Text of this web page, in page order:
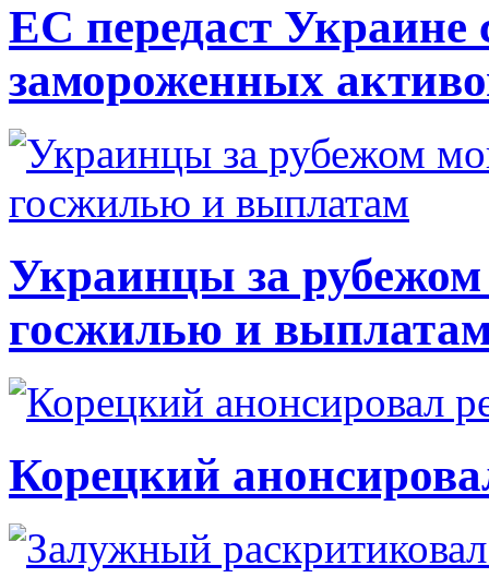
ЕС передаст Украине
замороженных
Украинцы за рубежом
госжилью и
Корецкий